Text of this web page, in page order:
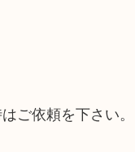
ご依頼を下さい。